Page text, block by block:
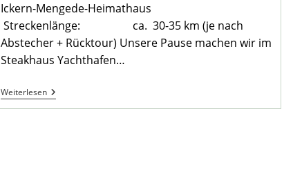
Ickern-Mengede-Heimathaus
Streckenlänge: ca. 30-35 km (je nach
Abstecher + Rücktour) Unsere Pause machen wir im
Steakhaus Yachthafen…
WeiterlesenMonatsradtour
Juli